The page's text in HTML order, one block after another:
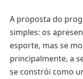
A proposta do
simples: os
esporte, mas se
principalmente, a
se constrói como